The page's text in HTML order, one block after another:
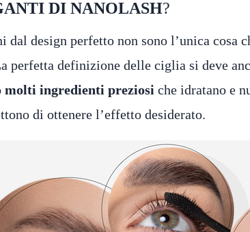
DI NANOLASH?
dal design perfetto non sono l’unica cosa
perfetta definizione delle ciglia si deve
molti ingredienti preziosi che idratano e
di ottenere l’effetto desiderato.